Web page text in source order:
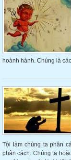
hoành hành. Chúng là
Tội làm chúng ta phân
phân cách. Chúng ta